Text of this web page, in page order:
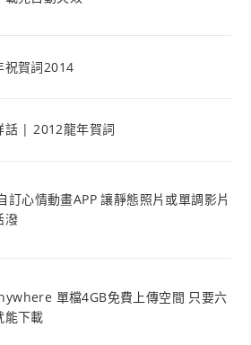
祝賀詞2014
話 | 2012龍年賀詞
訂心情動畫APP 讓靜態照片或單調影片
潑
單檔4GB免費上傳空間 只要六
能下載